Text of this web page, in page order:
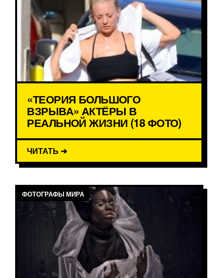
«ТЕОРИЯ БОЛЬШОГО
ВЗРЫВА» АКТЁРЫ В
РЕАЛЬНОЙ ЖИЗНИ (18 ФОТО)
ЧИТАТЬ ➔
ФОТОГРАФЫ МИРА